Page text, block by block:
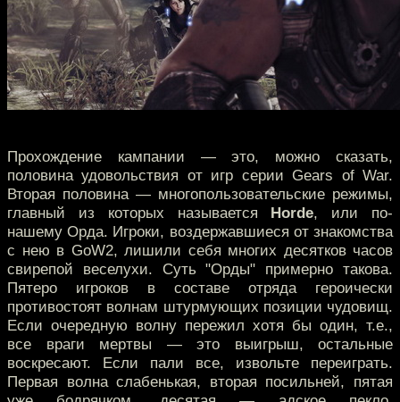
Прохождение кампании — это, можно сказать,
половина удовольствия от игр серии Gears of War.
Вторая половина — многопользовательские режимы,
главный из которых называется Horde, или по-
нашему Орда. Игроки, воздержавшиеся от знакомства
с нею в GoW2, лишили себя многих десятков часов
свирепой веселухи. Суть "Орды" примерно такова.
Пятеро игроков в составе отряда героически
противостоят волнам штурмующих позиции чудовищ.
Если очередную волну пережил хотя бы один, т.е.,
все враги мертвы — это выигрыш, остальные
воскресают. Если пали все, извольте переиграть.
Первая волна слабенькая, вторая посильней, пятая